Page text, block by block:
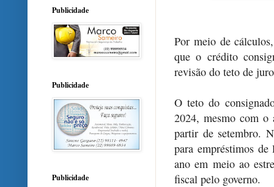
Por meio de
que o crédito
revisão do teto de
O teto do
2024, mesmo com o
partir de setembro.
para empréstimos
ano em meio ao
fiscal pelo governo.
Publicidade
Publicidade
Publicidade